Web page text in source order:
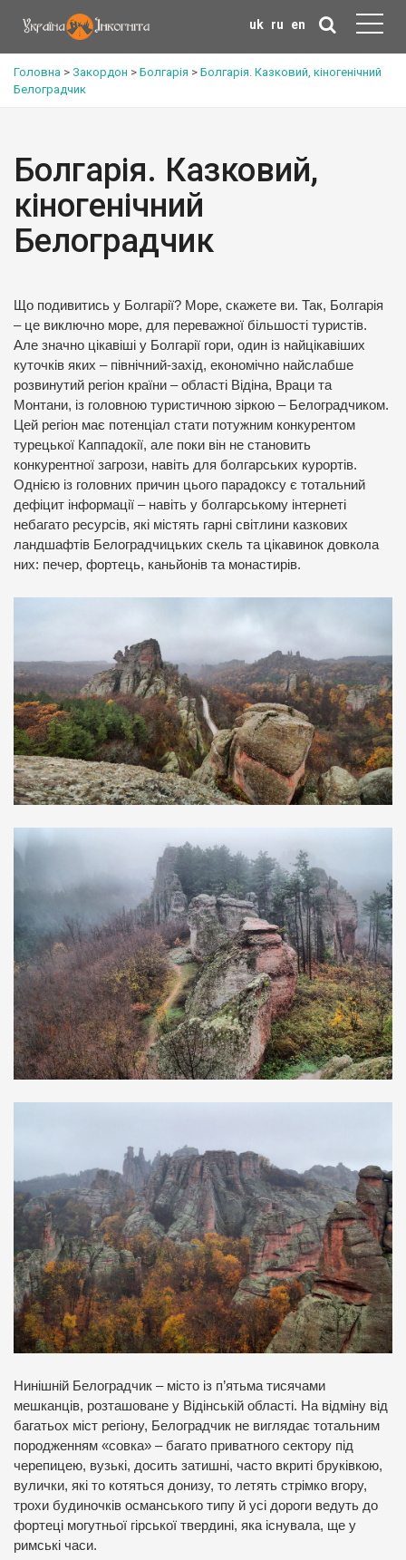
uk ru en
Головна > Закордон > Болгарія > Болгарія. Казковий, кіногенічний
Белоградчик
Болгарія. Казковий,
кіногенічний
Белоградчик
Що подивитись у Болгарії? Море, скажете ви. Так, Болгарія
– це виключно море, для переважної більшості туристів.
Але значно цікавіші у Болгарії гори, один із найцікавіших
куточків яких – північний-захід, економічно найслабше
розвинутий регіон країни – області Відіна, Враци та
Монтани, із головною туристичною зіркою – Белоградчиком.
Цей регіон має потенціал стати потужним конкурентом
турецької Каппадокії, але поки він не становить
конкурентної загрози, навіть для болгарських курортів.
Однією із головних причин цього парадоксу є тотальний
дефіцит інформації – навіть у болгарському інтернеті
небагато ресурсів, які містять гарні світлини казкових
ландшафтів Белоградчицьких скель та цікавинок довкола
них: печер, фортець, каньйонів та монастирів.
Нинішній Белоградчик – місто із п’ятьма тисячами
мешканців, розташоване у Відінській області. На відміну від
багатьох міст регіону, Белоградчик не виглядає тотальним
породженням «совка» – багато приватного сектору під
черепицею, вузькі, досить затишні, часто вкриті бруківкою,
вулички, які то котяться донизу, то летять стрімко вгору,
трохи будиночків османського типу й усі дороги ведуть до
фортеці могутньої гірської твердині, яка існувала, ще у
римські часи.